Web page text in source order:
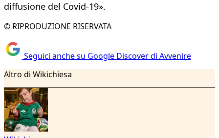
diffusione del Covid-19».
© RIPRODUZIONE RISERVATA
Seguici anche su Google Discover di Avvenire
Altro di Wikichiesa